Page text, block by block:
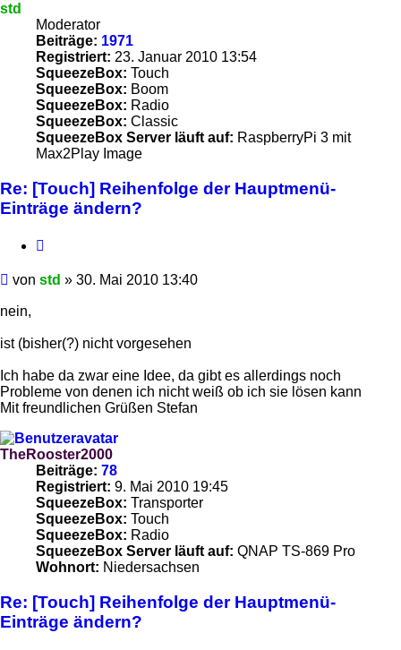
std
Moderator
Beiträge: 1971
Registriert: 23. Januar 2010 13:54
SqueezeBox: Touch
SqueezeBox: Boom
SqueezeBox: Radio
SqueezeBox: Classic
SqueezeBox Server läuft auf: RaspberryPi 3 mit
Max2Play Image
Re: [Touch] Reihenfolge der Hauptmenü-
Einträge ändern?
Beitrag
von std » 30. Mai 2010 13:40
nein,
ist (bisher(?) nicht vorgesehen
Ich habe da zwar eine Idee, da gibt es allerdings noch
Probleme von denen ich nicht weiß ob ich sie lösen kann
Mit freundlichen Grüßen Stefan
TheRooster2000
Beiträge: 78
Registriert: 9. Mai 2010 19:45
SqueezeBox: Transporter
SqueezeBox: Touch
SqueezeBox: Radio
SqueezeBox Server läuft auf: QNAP TS-869 Pro
Wohnort: Niedersachsen
Re: [Touch] Reihenfolge der Hauptmenü-
Einträge ändern?